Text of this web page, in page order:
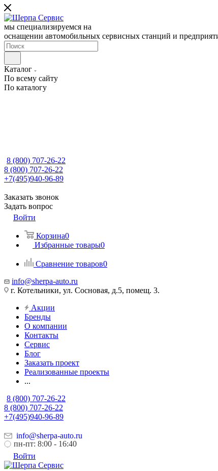
мы специализируемся на
оснащении автомобильных сервисных станций и
Каталог
По всему сайту
По каталогу
8 (800) 707-26-22
8 (800) 707-26-22
+7(495)940-96-89
Заказать звонок
Задать вопрос
Войти
Корзина0
Избранные товары0
Сравнение товаров0
info@sherpa-auto.ru
г. Котельники, ул. Сосновая, д.5, помещ. 3.
Акции
Бренды
О компании
Контакты
Сервис
Блог
Заказать проект
Реализованные проекты
...
8 (800) 707-26-22
8 (800) 707-26-22
+7(495)940-96-89
info@sherpa-auto.ru
пн-пт: 8:00 - 16:40
Войти